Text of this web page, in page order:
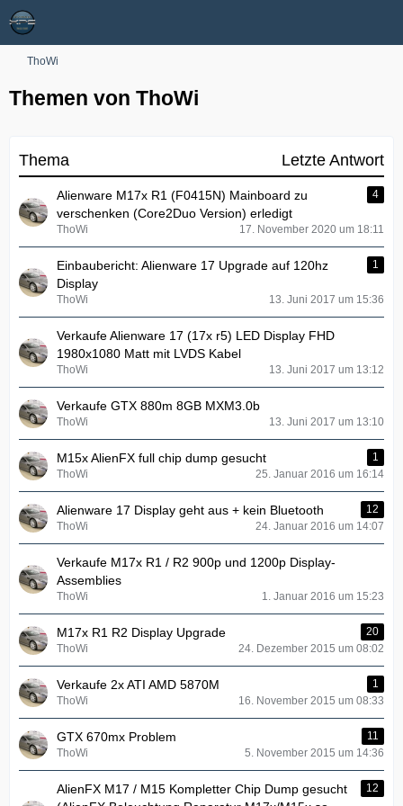
ThoWi
Themen von ThoWi
Thema Letzte Antwort
Alienware M17x R1 (F0415N) Mainboard zu
verschenken (Core2Duo Version) erledigt
4
ThoWi 17. November 2020 um 18:11
Einbaubericht: Alienware 17 Upgrade auf 120hz
Display
1
ThoWi 13. Juni 2017 um 15:36
Verkaufe Alienware 17 (17x r5) LED Display FHD
1980x1080 Matt mit LVDS Kabel
ThoWi 13. Juni 2017 um 13:12
Verkaufe GTX 880m 8GB MXM3.0b
ThoWi 13. Juni 2017 um 13:10
M15x AlienFX full chip dump gesucht
1
ThoWi
25. Januar 2016 um 16:14
Alienware 17 Display geht aus + kein Bluetooth
12
ThoWi
24. Januar 2016 um 14:07
Verkaufe M17x R1 / R2 900p und 1200p Display-
Assemblies
ThoWi 1. Januar 2016 um 15:23
M17x R1 R2 Display Upgrade
20
ThoWi
24. Dezember 2015 um 08:02
Verkaufe 2x ATI AMD 5870M
1
ThoWi
16. November 2015 um 08:33
GTX 670mx Problem
11
ThoWi
5. November 2015 um 14:36
AlienFX M17 / M15 Kompletter Chip Dump gesucht
12